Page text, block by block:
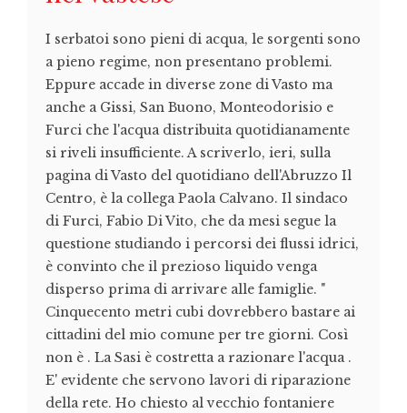
I serbatoi sono pieni di acqua, le sorgenti sono
a pieno regime, non presentano problemi.
Eppure accade in diverse zone di Vasto ma
anche a Gissi, San Buono, Monteodorisio e
Furci che l'acqua distribuita quotidianamente
si riveli insufficiente. A scriverlo, ieri, sulla
pagina di Vasto del quotidiano dell'Abruzzo Il
Centro, è la collega Paola Calvano. Il sindaco
di Furci, Fabio Di Vito, che da mesi segue la
questione studiando i percorsi dei flussi idrici,
è convinto che il prezioso liquido venga
disperso prima di arrivare alle famiglie. "
Cinquecento metri cubi dovrebbero bastare ai
cittadini del mio comune per tre giorni. Così
non è . La Sasi è costretta a razionare l'acqua .
E' evidente che servono lavori di riparazione
della rete. Ho chiesto al vecchio fontaniere